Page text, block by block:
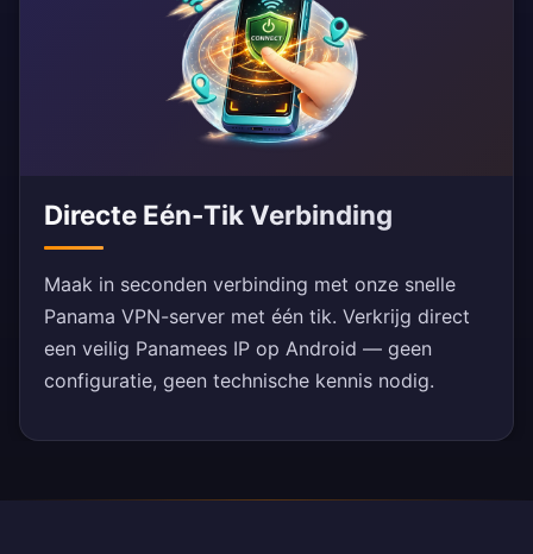
Directe Eén-Tik Verbinding
Maak in seconden verbinding met onze snelle
Panama VPN-server met één tik. Verkrijg direct
een veilig Panamees IP op Android — geen
configuratie, geen technische kennis nodig.